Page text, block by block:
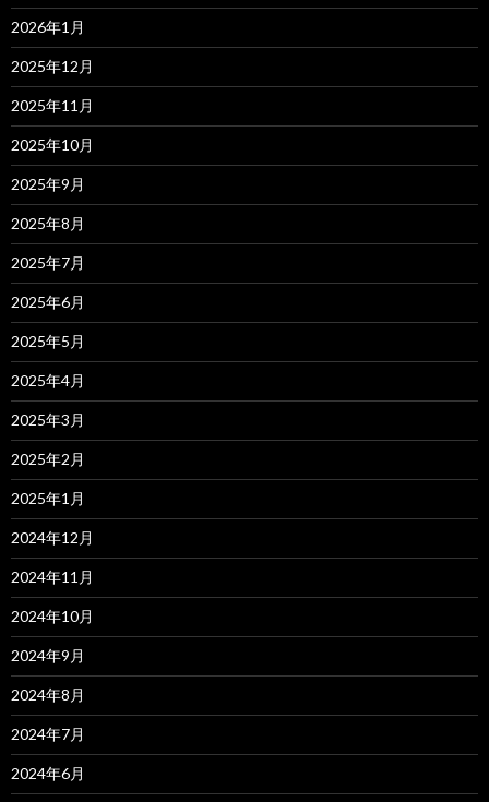
2026年1月
2025年12月
2025年11月
2025年10月
2025年9月
2025年8月
2025年7月
2025年6月
2025年5月
2025年4月
2025年3月
2025年2月
2025年1月
2024年12月
2024年11月
2024年10月
2024年9月
2024年8月
2024年7月
2024年6月